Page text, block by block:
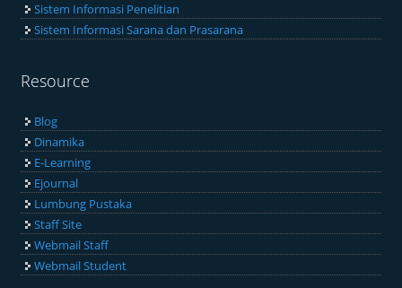
Sistem Informasi Penelitian
Sistem Informasi Sarana dan Prasarana
Resource
Blog
Dinamika
E-Learning
Ejournal
Lumbung Pustaka
Staff Site
Webmail Staff
Webmail Student